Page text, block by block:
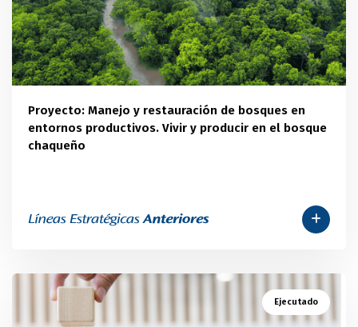
Proyecto: Manejo y restauración de bosques en
entornos productivos. Vivir y producir en el bosque
chaqueño
Ejecutado